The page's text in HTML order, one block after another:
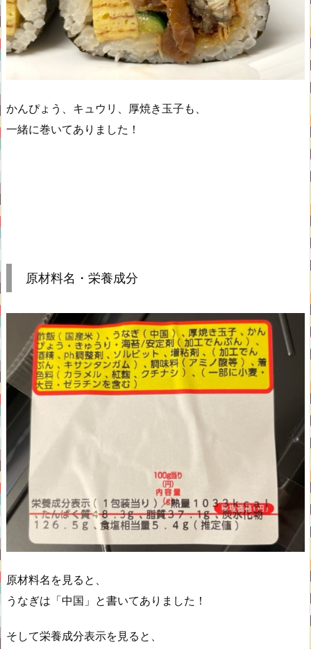
かんぴょう、キュウリ、厚焼き玉子も、
一緒に巻いてありました！
原材料名・栄養成分
原材料名を見ると、
うなぎは「中国」と書いてありました！
そして栄養成分表示を見ると、